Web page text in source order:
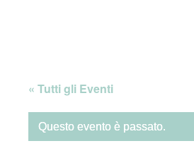
« Tutti gli Eventi
Questo evento è passato.